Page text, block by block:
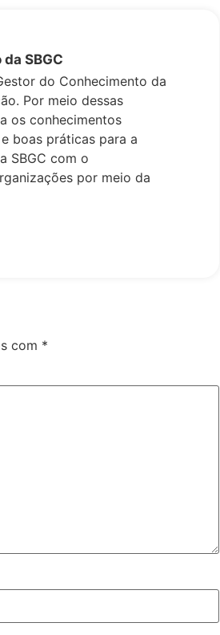
SBGC
do Conhecimento da
Por meio dessas
os conhecimentos
boas práticas para a
SBGC com o
por meio da
com *